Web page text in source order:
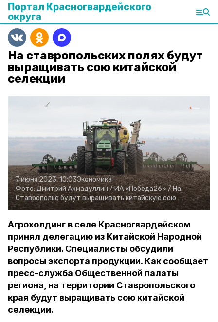
Портал Красногвардейского
округа
На ставропольских полях будут
выращивать сою китайской
селекции
7 июня 2023, 10:03Экономика
Фото:Дмитрий Ахмадуллин /ИА «Победа26» /На
Ставрополье будут выращивать китайскую сою
Агрохолдинг в селе Красногвардейском
принял делегацию из Китайской Народной
Республики. Специалисты обсудили
вопросы экспорта продукции. Как сообщает
пресс-служба Общественной палаты
региона, на территории Ставропольского
края будут выращивать сою китайской
селекции.